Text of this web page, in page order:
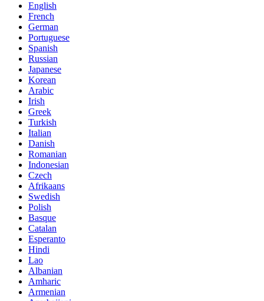
English
French
German
Portuguese
Spanish
Russian
Japanese
Korean
Arabic
Irish
Greek
Turkish
Italian
Danish
Romanian
Indonesian
Czech
Afrikaans
Swedish
Polish
Basque
Catalan
Esperanto
Hindi
Lao
Albanian
Amharic
Armenian